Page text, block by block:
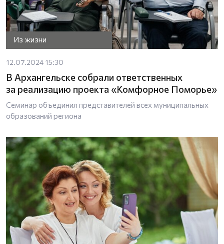
Из жизни
12.07.2024 15:30
В Архангельске собрали ответственных
за реализацию проекта «Комфорное Поморье»
Семинар объединил представителей всех муниципальных
образований региона